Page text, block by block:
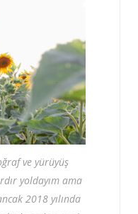
ve yürüyüş
yoldayım ama
2018 yılında